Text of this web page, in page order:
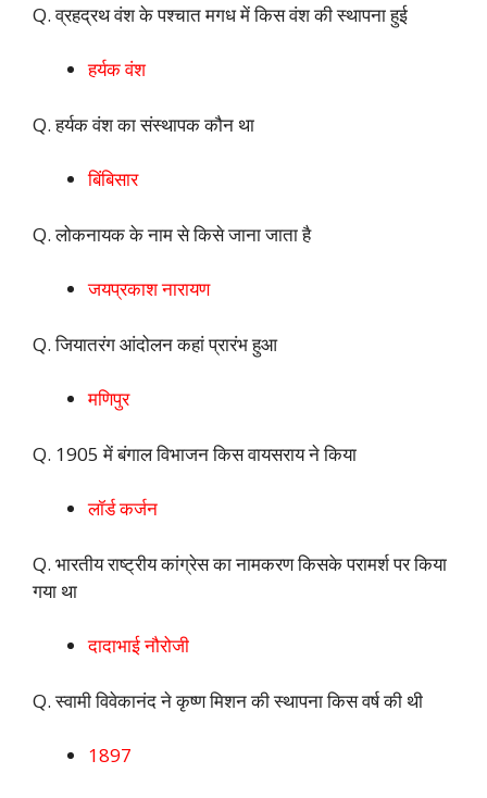
Q. व्रहद्रथ वंश के पश्चात मगध में किस वंश की स्थापना हुई
हर्यक वंश
Q. हर्यक वंश का संस्थापक कौन था
बिंबिसार
Q. लोकनायक के नाम से किसे जाना जाता है
जयप्रकाश नारायण
Q. जियातरंग आंदोलन कहां प्रारंभ हुआ
मणिपुर
Q. 1905 में बंगाल विभाजन किस वायसराय ने किया
लॉर्ड कर्जन
Q. भारतीय राष्ट्रीय कांग्रेस का नामकरण किसके परामर्श पर किया
गया था
दादाभाई नौरोजी
Q. स्वामी विवेकानंद ने कृष्ण मिशन की स्थापना किस वर्ष की थी
1897